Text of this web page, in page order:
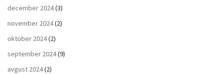
december 2024(3)
november 2024(2)
oktober 2024(2)
september 2024(9)
avgust 2024(2)